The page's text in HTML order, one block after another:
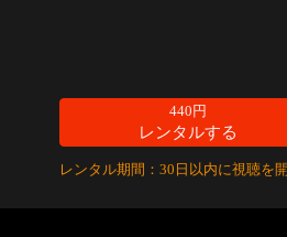
440円
レンタルする
レンタル期間：30日以内に視聴を